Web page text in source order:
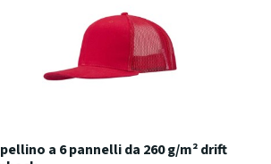
a 6 pannelli da 260 g/m² drift